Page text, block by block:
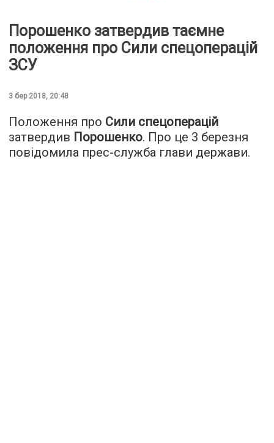
Порошенко затвердив таємне
положення про Сили спецоперацій
ЗСУ
3 бер 2018, 20:48
Положення про Сили спецоперацій
затвердив Порошенко. Про це 3 березня
повідомила прес-служба глави держави.